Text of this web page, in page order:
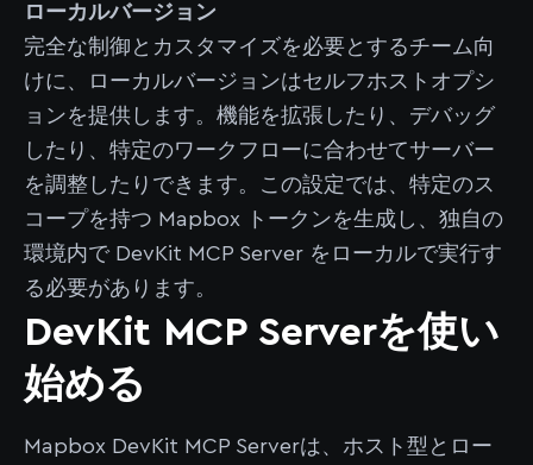
ローカルバージョン
完全な制御とカスタマイズを必要とするチーム向
けに、ローカルバージョンはセルフホストオプシ
ョンを提供します。機能を拡張したり、デバッグ
したり、特定のワークフローに合わせてサーバー
を調整したりできます。この設定では、特定のス
コープを持つ Mapbox トークンを生成し、独自の
環境内で DevKit MCP Server をローカルで実行す
る必要があります。
DevKit MCP Serverを使い
始める
Mapbox DevKit MCP Serverは、ホスト型とロー